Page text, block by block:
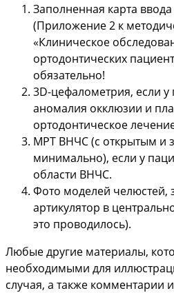
Заполненная карта
(Приложение 2 к
«Клиническое
ортодонтических
обязательно!
3D-цефалометрия, если у
аномалия окклюзии и
ортодонтическое
МРТ ВНЧС (с открытым и
минимально), если у
области ВНЧС.
Фото моделей челюстей,
артикулятор в
это проводилось).
Любые другие материалы,
необходимыми для
случая, а также комментарии